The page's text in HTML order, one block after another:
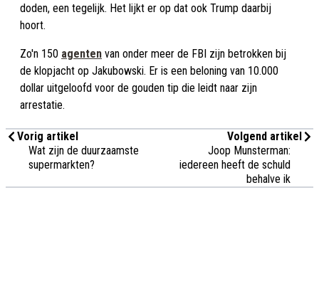
doden, een tegelijk. Het lijkt er op dat ook Trump daarbij
hoort.
Zo'n 150 agenten van onder meer de FBI zijn betrokken bij
de klopjacht op Jakubowski. Er is een beloning van 10.000
dollar uitgeloofd voor de gouden tip die leidt naar zijn
arrestatie.
Vorig artikel
Wat zijn de duurzaamste
supermarkten?
Volgend artikel
Joop Munsterman:
iedereen heeft de schuld
behalve ik